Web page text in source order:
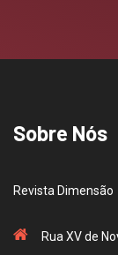
Sobre Nós
Revista Dimensão
Rua XV de